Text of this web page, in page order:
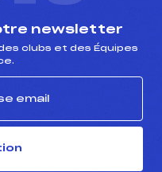
newsletter
clubs et des Équipes